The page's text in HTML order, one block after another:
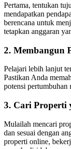
Pertama, tentukan
mendapatkan
berencana untuk
tetapkan anggaran
2. Membangun
Pelajari lebih lanjut
Pastikan Anda
potensi pertumbuhan
3. Cari Properti
Mulailah mencari
dan sesuai dengan
properti online,